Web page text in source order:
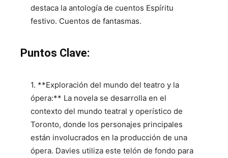
destaca la antología de cuentos Espíritu
festivo. Cuentos de fantasmas.
Puntos Clave:
1. **Exploración del mundo del teatro y la
ópera:** La novela se desarrolla en el
contexto del mundo teatral y operístico de
Toronto, donde los personajes principales
están involucrados en la producción de una
ópera. Davies utiliza este telón de fondo para